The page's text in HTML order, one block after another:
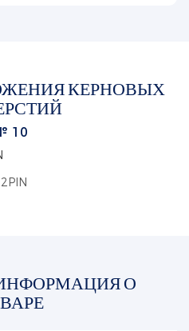
КЕРНОВЫХ
10
О